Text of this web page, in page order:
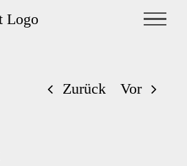
Zurück
Vor